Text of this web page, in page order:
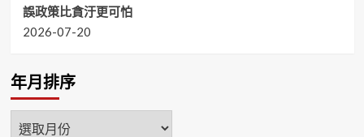
誤政策比貪汙更可怕
2026-07-20
年月排序
年